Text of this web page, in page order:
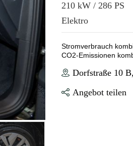
210 kW / 286 PS
Elektro
Stromverbrauch
CO2-Emissionen
Dorfstraße 10
Angebot teilen